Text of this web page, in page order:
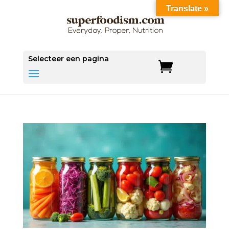
Selecteer een pagina
Translate »